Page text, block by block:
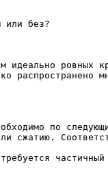
или без?
идеально
распространено
по
сжатию.